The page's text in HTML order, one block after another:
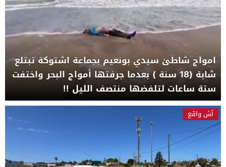
امواج شاطئ سيدي بونعيم بجماعة اشتوكة تبتلع
شابة (18 سنة ) بعدما جرفتها أمواج البحر واختفت
ستة ساعات لتلفضها منتصف الليل !!
أش واقع